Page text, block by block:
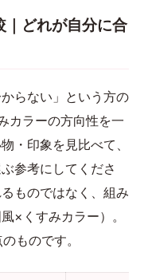
｜どれが自分に合
らない」という方の
カラーの方向性を一
・印象を見比べて、
参考にしてくださ
ものではなく、組み
×くすみカラー）。
ものです。